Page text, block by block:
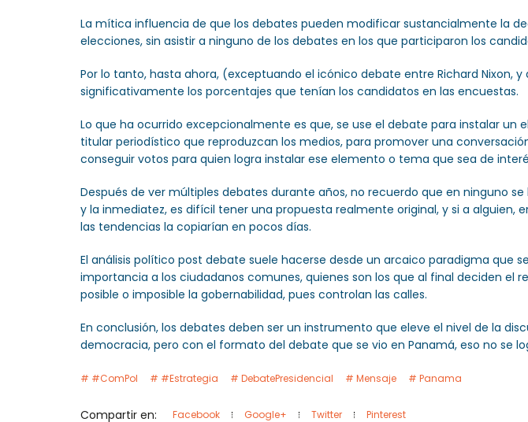
La mítica influencia de que los debates pueden modificar sustancialmente la
elecciones, sin asistir a ninguno de los debates en los que participaron los
Por lo tanto, hasta ahora, (exceptuando el icónico debate entre Richard Nixon,
significativamente los porcentajes que tenían los candidatos en las encuestas.
Lo que ha ocurrido excepcionalmente es que, se use el debate para instalar
titular periodístico que reproduzcan los medios, para promover una
conseguir votos para quien logra instalar ese elemento o tema que sea de
Después de ver múltiples debates durante años, no recuerdo que en ninguno
y la inmediatez, es difícil tener una propuesta realmente original, y si a
las tendencias la copiarían en pocos días.
El análisis político post debate suele hacerse desde un arcaico paradigma que
importancia a los ciudadanos comunes, quienes son los que al final deciden el
posible o imposible la gobernabilidad, pues controlan las calles.
En conclusión, los debates deben ser un instrumento que eleve el nivel de la
democracia, pero con el formato del debate que se vio en Panamá, eso no se
#ComPol #Estrategia DebatePresidencial Mensaje Panama
Compartir en: Facebook Google+ Twitter Pinterest